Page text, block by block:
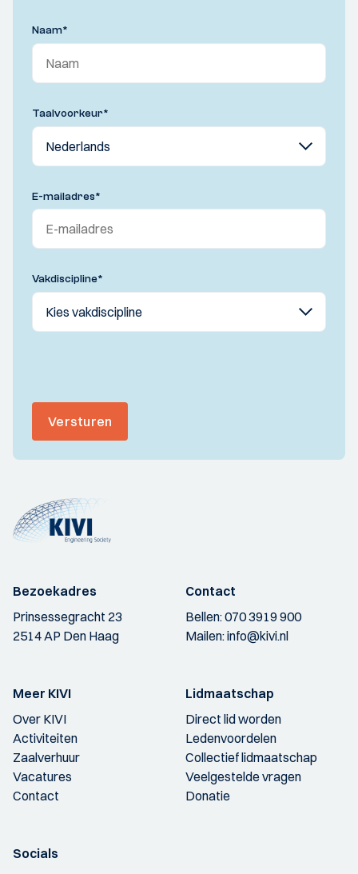
Naam*
Taalvoorkeur*
E-mailadres*
Vakdiscipline*
Versturen
Bezoekadres
Prinsessegracht 23
2514 AP Den Haag
Contact
Bellen:070 3919 900
Mailen:info@kivi.nl
Meer KIVI
Over KIVI
Activiteiten
Zaalverhuur
Vacatures
Contact
Lidmaatschap
Direct lid worden
Ledenvoordelen
Collectief lidmaatschap
Veelgestelde vragen
Donatie
Socials